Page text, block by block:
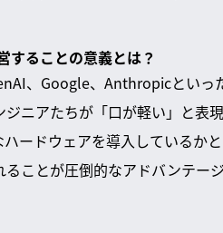
することの意義とは？
、Google、Anthropicといっ
ニアたちが「口が軽い」と表
ードウェアを導入しているか
ことが圧倒的なアドバンテージ